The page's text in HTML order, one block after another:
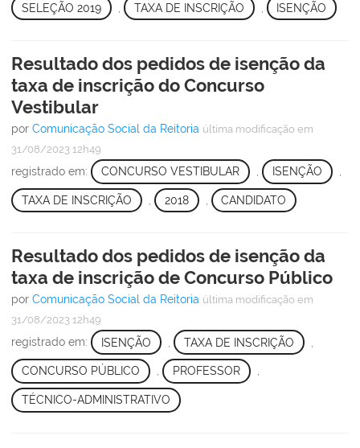
SELEÇÃO 2019 TAXA DE INSCRIÇÃO ISENÇÃO
Resultado dos pedidos de isenção da
taxa de inscrição do Concurso
Vestibular
por Comunicação Social da Reitoria última modificação em
31/08/2023 12h49
registrado em: CONCURSO VESTIBULAR , ISENÇÃO ,
TAXA DE INSCRIÇÃO 2018 CANDIDATO
Resultado dos pedidos de isenção da
taxa de inscrição de Concurso Público
por Comunicação Social da Reitoria última modificação em
31/08/2023 12h49
registrado em: ISENÇÃO TAXA DE INSCRIÇÃO
CONCURSO PÚBLICO , PROFESSOR ,
TÉCNICO-ADMINISTRATIVO